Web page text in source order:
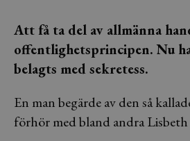
Att få ta del av allmänna
offentlighetsprincipen. Nu
belagts med sekretess.
En man begärde av den så
förhör med bland andra Lisbeth